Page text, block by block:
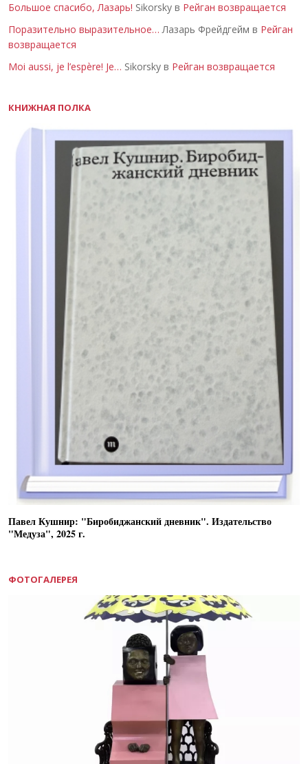
Большое спасибо, Лазарь! Sikorsky в Рейган возвращается
Поразительно выразительное… Лазарь Фрейдгейм в Рейган
возвращается
Moi aussi, je l’espère! Je… Sikorsky в Рейган возвращается
КНИЖНАЯ ПОЛКА
Павел Кушнир: "Биробиджанский дневник". Издательство
"Медуза", 2025 г.
ФОТОГАЛЕРЕЯ